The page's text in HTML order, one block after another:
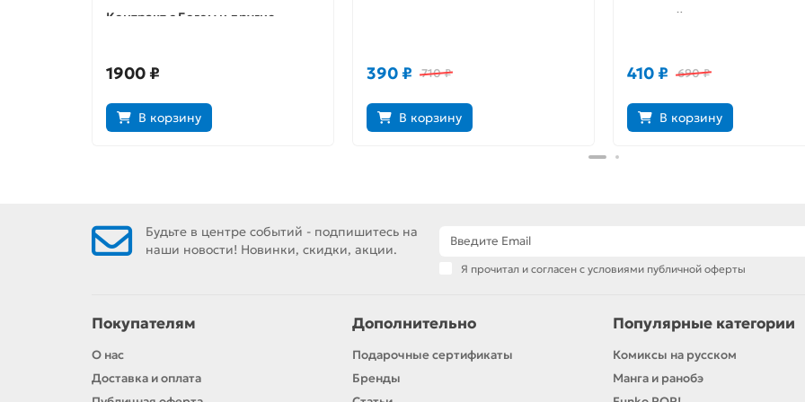
Контракт с Богом и другие
1900 ₽
В корзину
390 ₽ 710 ₽
В корзину
Зеленый монах
410 ₽ 690 ₽
В корзину
Будьте в центре событий - подпишитесь на
наши новости! Новинки, скидки, акции.
Я прочитал и согласен с условиями публичной оферты
Покупателям
О нас
Доставка и оплата
Дополнительно
Подарочные сертификаты
Бренды
Популярные категории
Комиксы на русском
Манга и ранобэ